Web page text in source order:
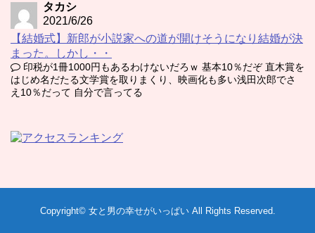
タカシ
2021/6/26
【結婚式】新郎が小説家への道が開けそうになり結婚が決
まった。しかし・・
印税が1冊1000円もあるわけないだろｗ 基本10％だぞ 直木賞を
はじめ名だたる文学賞を取りまくり、映画化も多い浅田次郎でさ
え10％だって 自分で言ってる
Copyright© 女と男の幸せがいっぱいAll Rights Reserved.